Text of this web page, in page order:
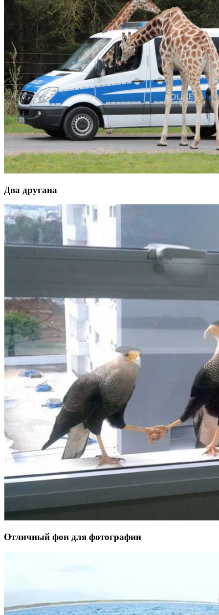
Два другана
Отличный фон для фотографии